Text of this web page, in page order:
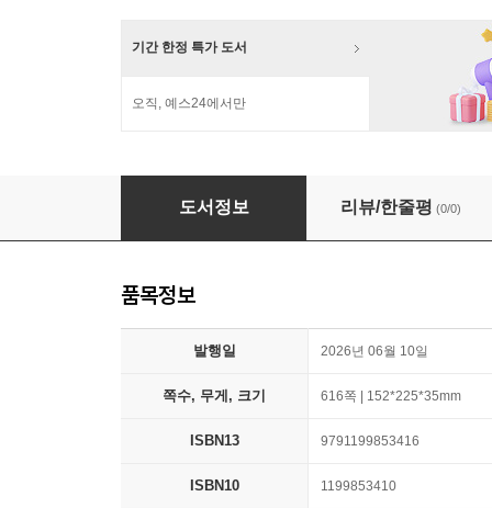
기간 한정 특가 도서
오직, 예스24에서만
제주4·3사건과 박진경 대령
도서정보 리뷰/한줄평 (0/0)
품목정보
발행일 2026년 06월 10일
쪽수, 무게, 크기 616쪽 | 152*225*35mm
ISBN13 9791199853416
ISBN10 1199853410